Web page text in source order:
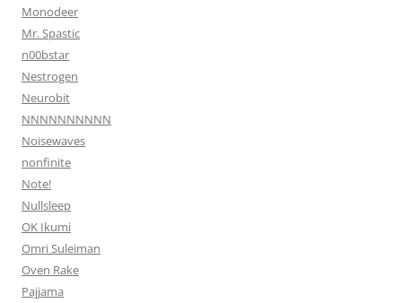
Monodeer
Mr. Spastic
n00bstar
Nestrogen
Neurobit
NNNNNNNNNN
Noisewaves
nonfinite
Note!
Nullsleep
OK Ikumi
Omri Suleiman
Oven Rake
Pajjama